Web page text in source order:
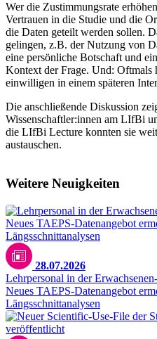
Wer die Zustimmungsrate
Vertrauen in die Studie und die
die Daten geteilt werden sollen.
gelingen, z.B. der Nutzung von
eine persönliche Botschaft und
Kontext der Frage. Und: Oftmals
einwilligen in einem späteren
Die anschließende Diskussion
Wissenschaftler:innen am LIfBi
die LIfBi Lecture konnten sie
austauschen.
Weitere Neuigkeiten
28.07.2026
Lehrpersonal in der
Neues TAEPS-Datenangebot
Längsschnittanalysen